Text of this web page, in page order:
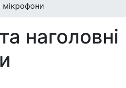
мікрофони
наголовні